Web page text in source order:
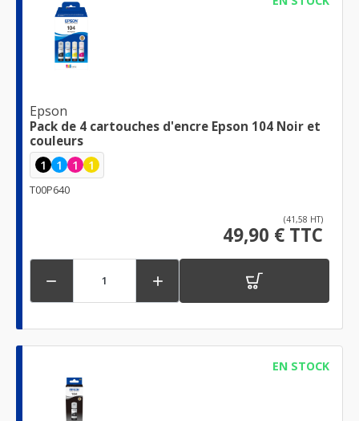
Epson
Pack de 4 cartouches d'encre Epson 104 Noir et
couleurs
1 1 1 1
T00P640
(41,58 HT)
49,90 € TTC
 
EN STOCK